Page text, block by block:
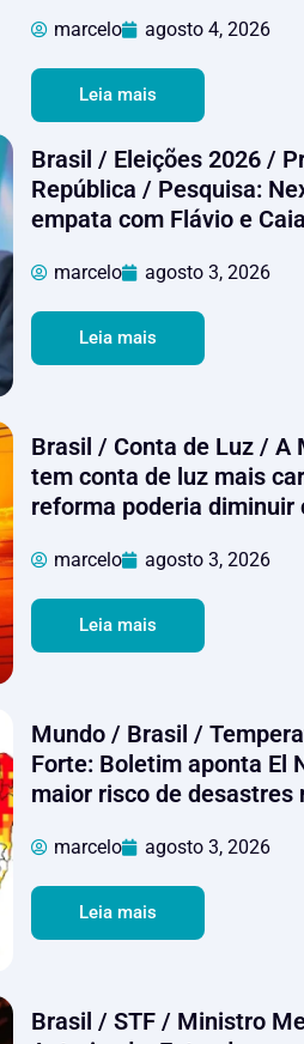
marcelo agosto 4, 2026
Leia mais
Brasil / Eleições 2026 /
República / Pesquisa:
empata com Flávio e
marcelo agosto 3, 2026
Leia mais
Brasil / Conta de Luz / A
tem conta de luz mais
reforma poderia diminuir
marcelo agosto 3, 2026
Leia mais
Mundo / Brasil /
Forte: Boletim aponta El
maior risco de desastres
marcelo agosto 3, 2026
Leia mais
Brasil / STF / Ministro